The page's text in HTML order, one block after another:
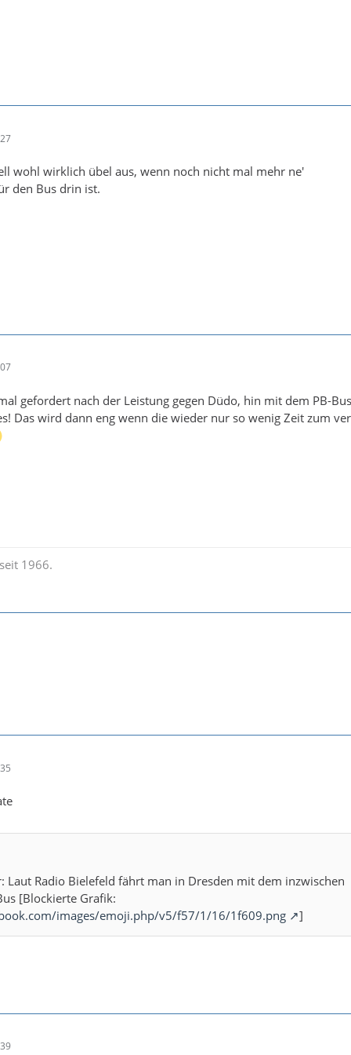
wohl wirklich übel aus, wenn noch nicht mal mehr ne'
den Bus drin ist.
gefordert nach der Leistung gegen Düdo, hin mit dem PB-
Das wird dann eng wenn die wieder nur so wenig Zeit zum
1966.
Laut Radio Bielefeld fährt man in Dresden mit dem inzwischen
[Blockierte Grafik:
images/emoji.php/v5/f57/1/16/1f609.png
]